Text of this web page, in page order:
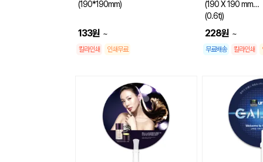
(190*190mm)
133원 ~
칼라인쇄 인쇄무료
(190 X 190 mm
(0.6t))
228원 ~
무료배송 칼라인쇄